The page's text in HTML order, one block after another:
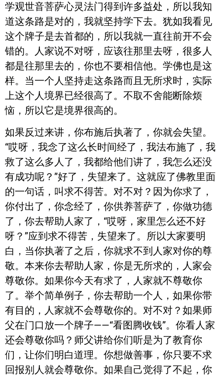
学观世音菩萨心灵法门得到许多益处，所以我知
道这条路是对的，我就坚持学下去。犹如我看见
这个牌子是去首都的，所以我就一直往前开不会
错的。人家说不对呀，应该往那里去呀，很多人
都是往那里去的，你也不要相信他。学佛也是这
样。当一个人坚持走这条路而且无所求时，实际
上这个人境界已经很高了。不取不舍能断除烦
恼，所以它是境界很高的。
如果反过来讲，你布施后执著了，你就会失望。
“哎呀，我念了这么长时间经了，我法布施了，我
救了这么多人了，我都给他们讲了，我怎么还没
有成功呢？”好了，失望来了。这就应了佛教里面
的一句话，叫求不得苦。对不对？因为你求了，
你付出了，你念经了，你供养菩萨了，你做功德
了，你去帮助人家了，“哎呀，家里怎么还不好
呀？”应到求不得苦，失望来了。所以大家要明
白，当你执著了之后，你就求不到人家对你的尊
敬。本来你去帮助人家，你是无所求的，人家会
尊敬你。如果你今天有求了，人家就不尊敬你
了。举个简单例子，你去帮助一个人，如果你带
有目的，人家就不会尊敬你的。对不对？如果师
父在门口放一个牌子——“看图腾收钱”。你看人家
还会尊敬你吗？师父讲给你们听是为了教育你
们，让你们明白道理。你想做善事，你只要不求
回报别人就会尊敬你。如果自己觉得了不起，你